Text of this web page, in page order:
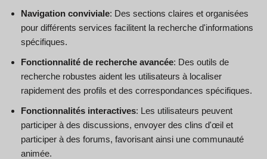
Navigation conviviale: Des sections claires et organisées
pour différents services facilitent la recherche d'informations
spécifiques.
Fonctionnalité de recherche avancée: Des outils de
recherche robustes aident les utilisateurs à localiser
rapidement des profils et des correspondances spécifiques.
Fonctionnalités interactives: Les utilisateurs peuvent
participer à des discussions, envoyer des clins d'œil et
participer à des forums, favorisant ainsi une communauté
animée.